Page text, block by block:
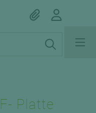
Platte